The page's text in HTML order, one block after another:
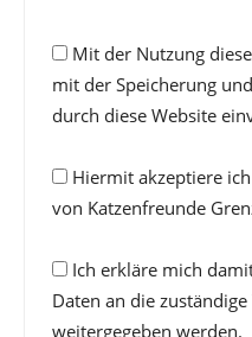
Mit der Nutzung
mit der Speicherung
durch diese Website
Hiermit akzeptiere
von Katzenfreunde
Ich erkläre mich
Daten an die
weitergegeben werden.